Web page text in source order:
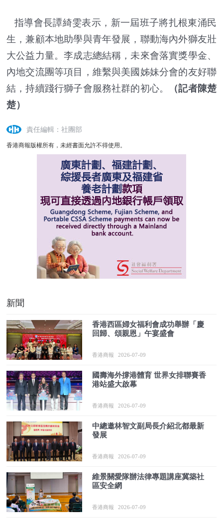
指導會長譚綺雯表示，新一屆班子將扎根東涌民
生，兼顧本地助學與青年發展，聯動海內外獅友壯
大公益力量。李成志總結稱，未來會落實獎學金、
內地交流團等項目，維繫與美國姊妹分會的友好聯
結，持續踐行獅子會服務社群的初心。
（記者陳楚
楚）
責任編輯：社團部
香港商報版權所有，未經書面允許不得使用。
新聞
香港西區婦女福利會成功舉辦「慶
回歸、頌親恩」午宴盛會
香港商報 2026-07-09
國壽海外撐港體育 世界女排聯賽香
港站盛大啟幕
香港商報 2026-07-09
中總邀林智文副局長介紹北都最新
發展
香港商報 2026-07-09
維景關愛隊辦法律專題講座冀築社
區安全網
香港商報 2026-07-09